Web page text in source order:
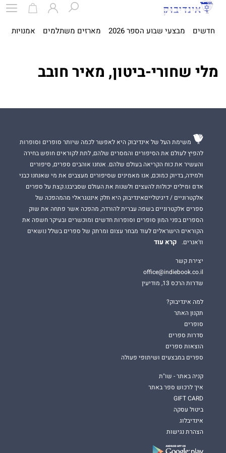
חדשים מבצעי שבוע הספר 2026 מארזים משתלמים אמנויות
מלי שחורי-ביטון, מאיר חובב
משימת העל של אינדיבוק היא לאפשר לכמה שיותר סופרים וסופרות
להפיץ לעולם את הסיפורים והמסרים שלהם, לתת לקוראים חופש בחירה
והעשיר את כוח הקריאה בעולם שלהם. אנחנו אוהבים ספרים, סיפורים
ולמידה, בדיוק כמוכם, אנו מאמינים שסיפורים מעצבים את מי שאנחנו כבני
אדם ומילים יכולות להעצים ולשנות את העולם שסביבנו.קצת על ספרים
אלקטרוניים / דיגיטלייםאינדיבוק היא חלק אינטגראלי מהמהפכה של
ספרים אלקטרוניים בשפה עברית להורדה, מהפכה אשר פתחה את שוק
הספרים בפני המון סופרים וסופרות חדשים ומוכשרים ובעיקר חשפה את
הקוראים הישראלים לעוד מבחר עצום ומרתק של ספרים בשלל נושאים
וז'אנרים.
קרא עוד
יצירת קשר
office@indiebook.co.il
שדרות הרכס 13, מודיעין
למה אינדיבוק?
תקנון האתר
סופרים
סדרות ספרים
הוצאות ספרים
ספרים במבצעים ושיתופי פעולה
קניה באתר - שו"ת
איך לרכוש ספר באתר
GIFT CARD
ביטול עסקה
אינדיבלוג
הצהרת נגישות